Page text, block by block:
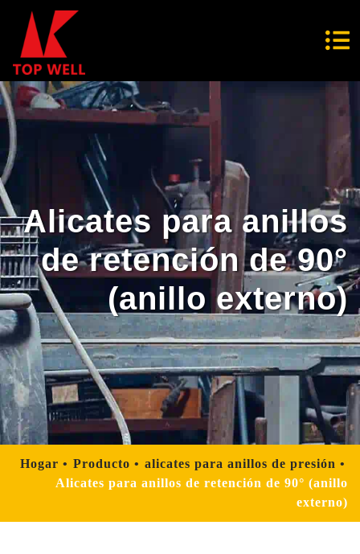
Alicates para anillos
de retención de 90°
(anillo externo)
Hogar Producto
alicates para anillos de presión
Alicates para anillos de retención de 90° (anillo
externo)